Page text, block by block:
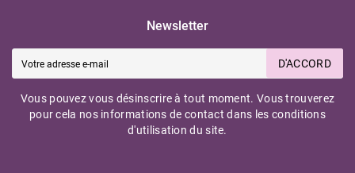
Newsletter
D'ACCORD
Vous pouvez vous désinscrire à tout moment. Vous trouverez
pour cela nos informations de contact dans les conditions
d'utilisation du site.